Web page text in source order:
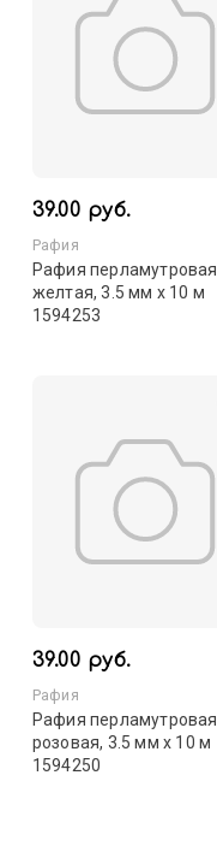
39.00 руб.
Рафия
Рафия перламутровая
желтая, 3.5 мм х 10 м
1594253
39.00 руб.
Рафия
Рафия перламутровая
розовая, 3.5 мм х 10 м
1594250